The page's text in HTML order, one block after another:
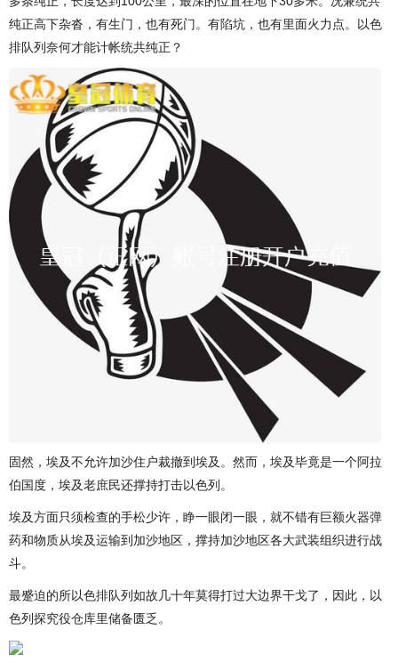
纯正高下杂沓，有生门，也有死门。有陷坑，也有里面火力点。以色
排队列奈何才能计帐统共纯正？
固然，埃及不允许加沙住户裁撤到埃及。然而，埃及毕竟是一个阿拉
伯国度，埃及老庶民还撑持打击以色列。
埃及方面只须检查的手松少许，睁一眼闭一眼，就不错有巨额火器弹
药和物质从埃及运输到加沙地区，撑持加沙地区各大武装组织进行战
斗。
最蹙迫的所以色排队列如故几十年莫得打过大边界干戈了，因此，以
色列探究役仓库里储备匮乏。